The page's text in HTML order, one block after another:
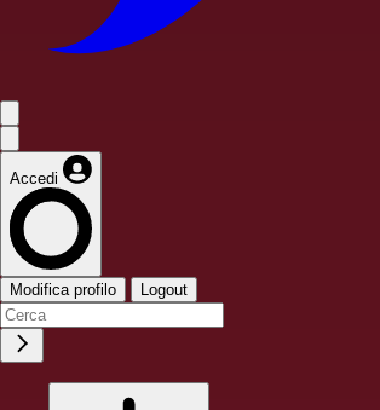
Accedi
Modifica profilo Logout